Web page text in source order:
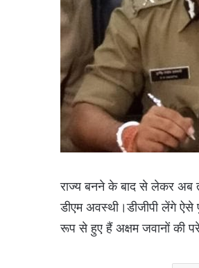
राज्य बनने के बाद से लेकर अब
डीएम अवस्थी।डीजीपी लेंगे ऐसे
रूप से हुए हैं अक्षम जवानों की